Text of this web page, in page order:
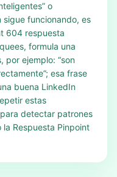
o
sigue funcionando, es
604 respuesta
formula una
por ejemplo: “son
esa frase
buena LinkedIn
estas
detectar patrones
Respuesta Pinpoint